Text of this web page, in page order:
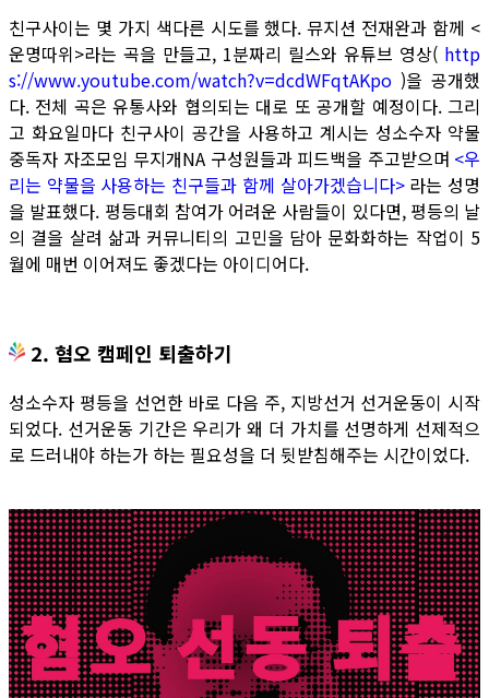
친구사이는 몇 가지 색다른 시도를 했다. 뮤지션 전재완과 함께 <
운명따위>라는 곡을 만들고, 1분짜리 릴스와 유튜브 영상( http
s://www.youtube.com/watch?v=dcdWFqtAKpo )을 공개했
다. 전체 곡은 유통사와 협의되는 대로 또 공개할 예정이다. 그리
고 화요일마다 친구사이 공간을 사용하고 계시는 성소수자 약물
중독자 자조모임 무지개NA 구성원들과 피드백을 주고받으며 <우
리는 약물을 사용하는 친구들과 함께 살아가겠습니다>라는 성명
을 발표했다. 평등대회 참여가 어려운 사람들이 있다면, 평등의 날
의 결을 살려 삶과 커뮤니티의 고민을 담아 문화화하는 작업이 5
월에 매번 이어져도 좋겠다는 아이디어다.
2. 혐오 캠페인 퇴출하기
성소수자 평등을 선언한 바로 다음 주, 지방선거 선거운동이 시작
되었다. 선거운동 기간은 우리가 왜 더 가치를 선명하게 선제적으
로 드러내야 하는가 하는 필요성을 더 뒷받침해주는 시간이었다.